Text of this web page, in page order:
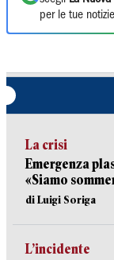
per le tue
La crisi
Emergenza
«Siamo
di Luigi Soriga
L’incidente